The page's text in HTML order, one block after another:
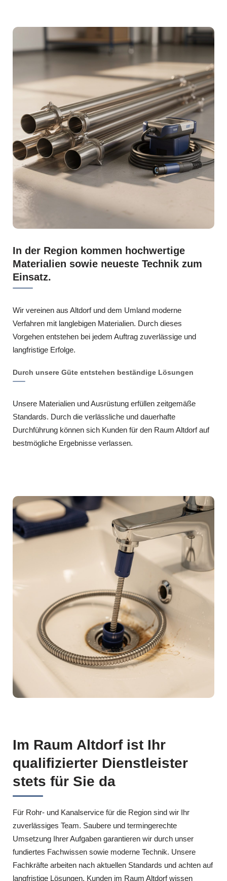
In der Region kommen hochwertige
Materialien sowie neueste Technik zum
Einsatz.
Wir vereinen aus Altdorf und dem Umland moderne
Verfahren mit langlebigen Materialien. Durch dieses
Vorgehen entstehen bei jedem Auftrag zuverlässige und
langfristige Erfolge.
Durch unsere Güte entstehen beständige Lösungen
Unsere Materialien und Ausrüstung erfüllen zeitgemäße
Standards. Durch die verlässliche und dauerhafte
Durchführung können sich Kunden für den Raum Altdorf auf
bestmögliche Ergebnisse verlassen.
Im Raum Altdorf ist Ihr
qualifizierter Dienstleister
stets für Sie da
Für Rohr- und Kanalservice für die Region sind wir Ihr
zuverlässiges Team. Saubere und termingerechte
Umsetzung Ihrer Aufgaben garantieren wir durch unser
fundiertes Fachwissen sowie moderne Technik. Unsere
Fachkräfte arbeiten nach aktuellen Standards und achten auf
langfristige Lösungen. Kunden im Raum Altdorf wissen